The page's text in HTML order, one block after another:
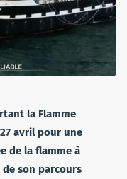
la Flamme
avril pour une
de la flamme à
son parcours